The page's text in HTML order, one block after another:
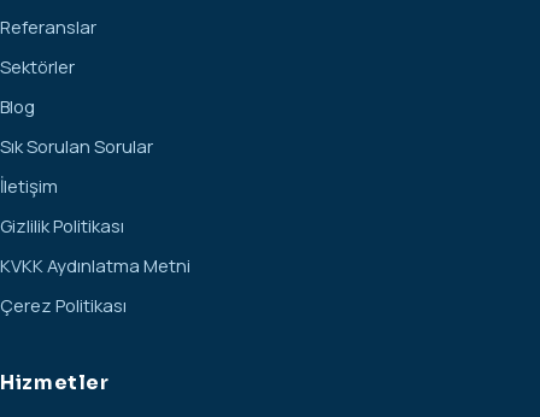
Referanslar
Sektörler
Blog
Sık Sorulan Sorular
İletişim
Gizlilik Politikası
KVKK Aydınlatma Metni
Çerez Politikası
Hizmetler